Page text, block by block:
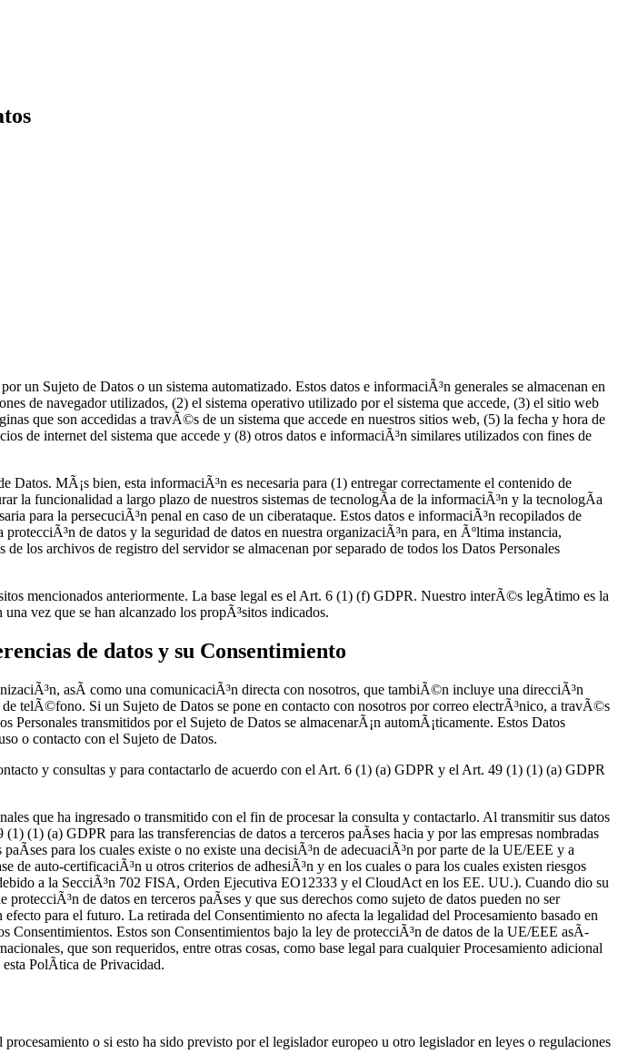
un Sujeto de Datos o un sistema automatizado. Estos datos e informaciÃ³n generales se almacenan en
de navegador utilizados, (2) el sistema operativo utilizado por el sistema que accede, (3) el sitio web
que son accedidas a travÃ©s de un sistema que accede en nuestros sitios web, (5) la fecha y hora de
de internet del sistema que accede y (8) otros datos e informaciÃ³n similares utilizados con fines de
MÃ¡s bien, esta informaciÃ³n es necesaria para (1) entregar correctamente el contenido de
la funcionalidad a largo plazo de nuestros sistemas de tecnologÃ­a de la informaciÃ³n y la tecnologÃ­a
para la persecuciÃ³n penal en caso de un ciberataque. Estos datos e informaciÃ³n recopilados de
de datos y la seguridad de datos en nuestra organizaciÃ³n para, en Ãºltima instancia,
los archivos de registro del servidor se almacenan por separado de todos los Datos Personales
mencionados anteriormente. La base legal es el Art. 6 (1) (f) GDPR. Nuestro interÃ©s legÃ­timo es la
vez que se han alcanzado los propÃ³sitos indicados.
de datos y su Consentimiento
asÃ­ como una comunicaciÃ³n directa con nosotros, que tambiÃ©n incluye una direcciÃ³n
telÃ©fono. Si un Sujeto de Datos se pone en contacto con nosotros por correo electrÃ³nico, a travÃ©s
transmitidos por el Sujeto de Datos se almacenarÃ¡n automÃ¡ticamente. Estos Datos
o contacto con el Sujeto de Datos.
y consultas y para contactarlo de acuerdo con el Art. 6 (1) (a) GDPR y el Art. 49 (1) (1) (a) GDPR
que ha ingresado o transmitido con el fin de procesar la consulta y contactarlo. Al transmitir sus datos
(a) GDPR para las transferencias de datos a terceros paÃ­ses hacia y por las empresas nombradas
para los cuales existe o no existe una decisiÃ³n de adecuaciÃ³n por parte de la UE/EEE y a
de auto-certificaciÃ³n u otros criterios de adhesiÃ³n y en los cuales o para los cuales existen riesgos
a la SecciÃ³n 702 FISA, Orden Ejecutiva EO12333 y el CloudAct en los EE. UU.). Cuando dio su
de datos en terceros paÃ­ses y que sus derechos como sujeto de datos pueden no ser
para el futuro. La retirada del Consentimiento no afecta la legalidad del Procesamiento basado en
Consentimientos. Estos son Consentimientos bajo la ley de protecciÃ³n de datos de la UE/EEE asÃ­
que son requeridos, entre otras cosas, como base legal para cualquier Procesamiento adicional
PolÃ­tica de Privacidad.
o si esto ha sido previsto por el legislador europeo u otro legislador en leyes o regulaciones